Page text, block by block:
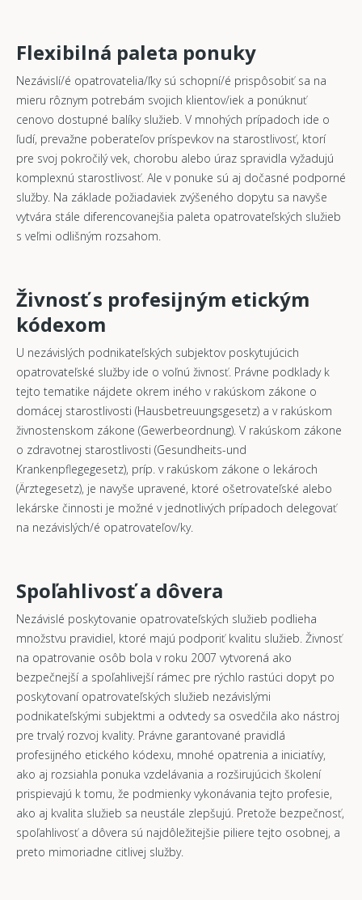
Flexibilná paleta ponuky
Nezávislí/é opatrovatelia/ľky sú schopní/é prispôsobiť sa na
mieru rôznym potrebám svojich klientov/iek a ponúknuť
cenovo dostupné balíky služieb. V mnohých prípadoch ide o
ľudí, prevažne poberateľov príspevkov na starostlivosť, ktorí
pre svoj pokročilý vek, chorobu alebo úraz spravidla vyžadujú
komplexnú starostlivosť. Ale v ponuke sú aj dočasné podporné
služby. Na základe požiadaviek zvýšeného dopytu sa navyše
vytvára stále diferencovanejšia paleta opatrovateľských služieb
s veľmi odlišným rozsahom.
Živnosť s profesijným etickým
kódexom
U nezávislých podnikateľských subjektov poskytujúcich
opatrovateľské služby ide o voľnú živnosť. Právne podklady k
tejto tematike nájdete okrem iného v rakúskom zákone o
domácej starostlivosti (Hausbetreuungsgesetz) a v rakúskom
živnostenskom zákone (Gewerbeordnung). V rakúskom zákone
o zdravotnej starostlivosti (Gesundheits-und
Krankenpflegegesetz), príp. v rakúskom zákone o lekároch
(Ärztegesetz), je navyše upravené, ktoré ošetrovateľské alebo
lekárske činnosti je možné v jednotlivých prípadoch delegovať
na nezávislých/é opatrovateľov/ky.
Spoľahlivosť a dôvera
Nezávislé poskytovanie opatrovateľských služieb podlieha
množstvu pravidiel, ktoré majú podporiť kvalitu služieb. Živnosť
na opatrovanie osôb bola v roku 2007 vytvorená ako
bezpečnejší a spoľahlivejší rámec pre rýchlo rastúci dopyt po
poskytovaní opatrovateľských služieb nezávislými
podnikateľskými subjektmi a odvtedy sa osvedčila ako nástroj
pre trvalý rozvoj kvality. Právne garantované pravidlá
profesijného etického kódexu, mnohé opatrenia a iniciatívy,
ako aj rozsiahla ponuka vzdelávania a rozširujúcich školení
prispievajú k tomu, že podmienky vykonávania tejto profesie,
ako aj kvalita služieb sa neustále zlepšujú. Pretože bezpečnosť,
spoľahlivosť a dôvera sú najdôležitejšie piliere tejto osobnej, a
preto mimoriadne citlivej služby.